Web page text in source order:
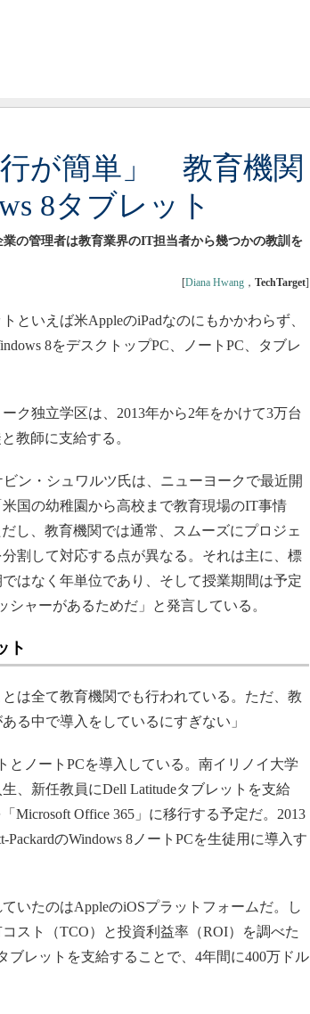
行が簡単」 教育機関
8タブレット
の管理者は教育業界のIT担当者から幾つかの教訓を
[Diana Hwang ， TechTarget]
いえば米AppleのiPadなのにもかかわらず、
8をデスクトップPC、ノートPC、タブレ
ク独立学区は、2013年から2年をかけて3万台
教師に支給する。
ン・シュワルツ氏は、ニューヨークで最近開
国の幼稚園から高校まで教育現場のIT事情
し、教育機関では通常、スムーズにプロジェ
割して対応する点が異なる。それは主に、標
はなく年単位であり、そして授業期間は予定
ャーがあるためだ」と発言している。
ト
は全て教育機関でも行われている。ただ、教
る中で導入をしているにすぎない」
ノートPCを導入している。南イリノイ大学
、新任教員にDell Latitudeタブレットを支給
Microsoft Office 365」に移行する予定だ。2013
のWindows 8ノートPCを生徒用に導入す
いたのはAppleのiOSプラットフォームだ。し
スト（TCO）と投資利益率（ROI）を調べた
ブレットを支給することで、4年間に400万ドル